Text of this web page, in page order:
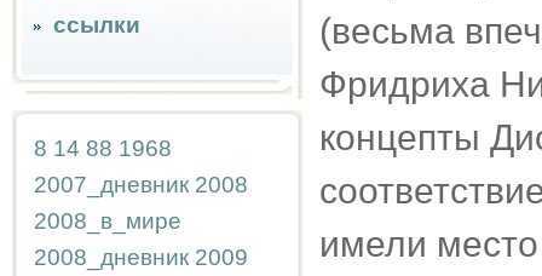
ссылки
8 14 88 1968
2007_дневник 2008
2008_в_мире
2008_дневник 2009
(весьма
Фридриха
концепты
имели